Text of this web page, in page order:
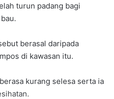
turun padang bagi
berasal daripada
di kawasan itu.
kurang selesa serta ia